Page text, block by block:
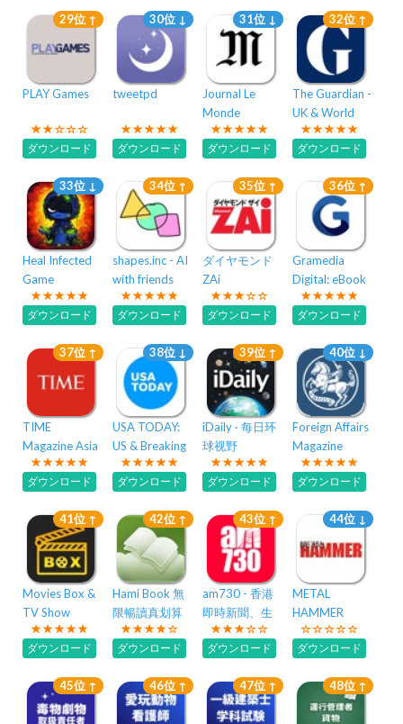
29位 ↑
PLAY Games
ダウンロード
30位 ↓
tweetpd
ダウンロード
31位 ↓
Journal Le
Monde
ダウンロード
32位 ↑
The Guardian -
UK & World
News
ダウンロード
33位 ↓
Heal Infected
Game
ダウンロード
34位 ↑
shapes.inc - AI
with friends
ダウンロード
35位 ↑
ダイヤモンド
ZAi
ダウンロード
36位 ↑
Gramedia
Digital: eBook
ダウンロード
37位 ↑
TIME
Magazine Asia
ダウンロード
38位 ↓
USA TODAY:
US & Breaking
News
ダウンロード
39位 ↑
iDaily · 每日环
球视野
ダウンロード
40位 ↓
Foreign Affairs
Magazine
ダウンロード
41位 ↑
Movies Box &
TV Show
ダウンロード
42位 ↑
Hami Book 無
限暢讀真划算
ダウンロード
43位 ↑
am730 - 香港
即時新聞、生
活資訊、財經
地產及專欄
ダウンロード
44位 ↓
METAL
HAMMER
ダウンロード
45位 ↑ 46位 ↑ 47位 ↑ 48位 ↑